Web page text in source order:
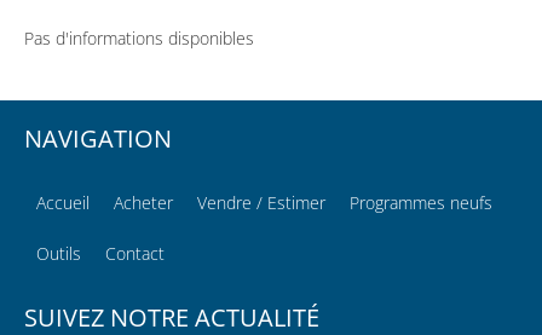
Pas d'informations disponibles
NAVIGATION
Accueil Acheter Vendre / Estimer Programmes neufs
Outils Contact
SUIVEZ NOTRE ACTUALITÉ